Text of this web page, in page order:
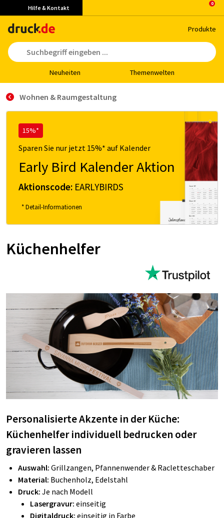
Hilfe & Kontakt
Pro­duk­te
Neu­hei­ten The­men­wel­ten
Wohnen & Raumgestaltung
15%*
Sparen Sie nur jetzt 15%* auf Kalender
Early Bird Kalender Aktion
Aktionscode: EARLYBIRDS
* Detail-Informationen
Küchenhelfer
Personalisierte Akzente in der Küche:
Küchenhelfer individuell bedrucken oder
gravieren lassen
Auswahl: Grillzangen, Pfannenwender & Racletteschaber
Material: Buchenholz, Edelstahl
Druck: Je nach Modell
Lasergravur: einseitig
Digitaldruck: einseitig in Farbe